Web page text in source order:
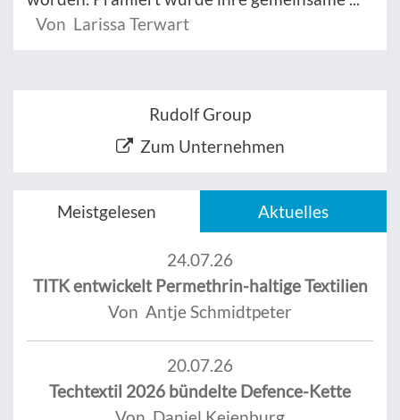
Von Larissa Terwart
Rudolf Group
Zum Unternehmen
Meistgelesen Aktuelles
24.07.26
TITK entwickelt Permethrin-haltige Textilien
Von Antje Schmidtpeter
20.07.26
Techtextil 2026 bündelte Defence-Kette